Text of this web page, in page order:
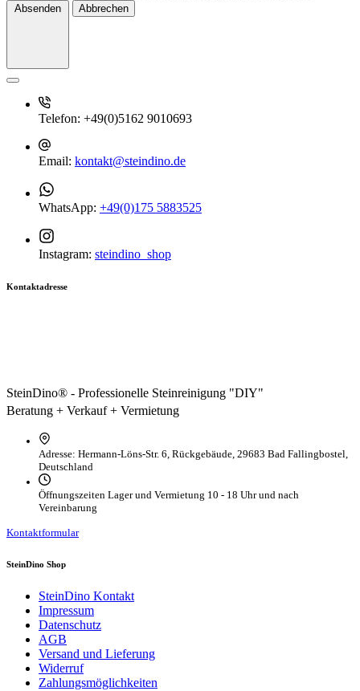
Absenden Abbrechen
Telefon: +49(0)5162 9010693
Email: kontakt@steindino.de
WhatsApp: +49(0)175 5883525
Instagram: steindino_shop
Kontaktadresse
SteinDino® - Professionelle Steinreinigung "DIY"
Beratung + Verkauf + Vermietung
Adresse: Hermann-Löns-Str. 6, Rückgebäude, 29683 Bad Fallingbostel,
Deutschland
Öffnungszeiten Lager und Vermietung 10 - 18 Uhr und nach
Vereinbarung
Kontaktformular
SteinDino Shop
SteinDino Kontakt
Impressum
Datenschutz
AGB
Versand und Lieferung
Widerruf
Zahlungsmöglichkeiten